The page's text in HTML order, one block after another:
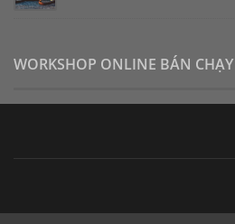
WORKSHOP ONLINE BÁN